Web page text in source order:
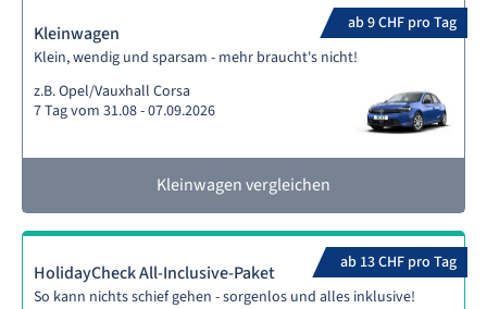
ab 9 CHF pro Tag
Kleinwagen
Klein, wendig und sparsam - mehr braucht's nicht!
z.B. Opel/Vauxhall Corsa
7 Tag vom 31.08 - 07.09.2026
Kleinwagen vergleichen
ab 13 CHF pro Tag
HolidayCheck All-Inclusive-Paket
So kann nichts schief gehen - sorgenlos und alles inklusive!